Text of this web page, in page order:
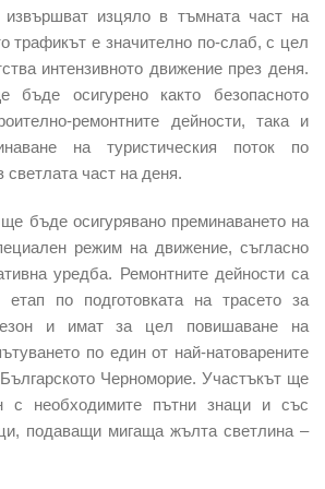
изцяло в тъмната част на
трафикът е значително по-слаб, с цел
интензивното движение през деня.
осигурено както безопасното
ремонтните дейности, така и
на туристическия поток по
светлата част на деня.
бъде осигурявано преминаването на
режим на движение, съгласно
уредба. Ремонтните дейности са
по подготовката на трасето за
и имат за цел повишаване на
по един от най-натоварените
Черноморие. Участъкът ще
с необходимите пътни знаци и със
подаващи мигаща жълта светлина –